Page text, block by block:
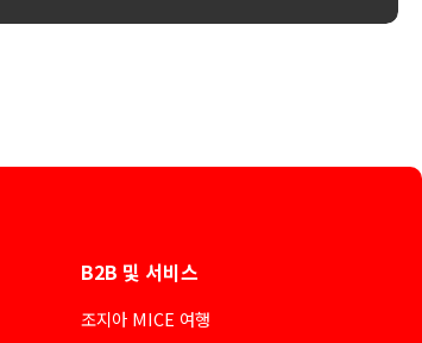
B2B 및 서비스
조지아 MICE 여행